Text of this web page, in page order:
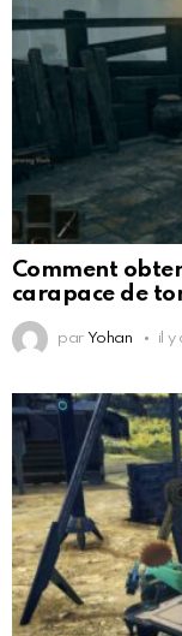
Comment
carapace de
par Yohan il y